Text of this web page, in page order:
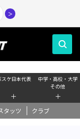
＞
スケ日本代表
＋
中学・高校・大学
その他
＋
タッツ クラブ